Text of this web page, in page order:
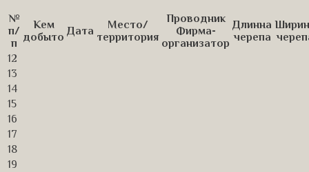
№
п/
п
Кем
добыто Дата
Место/
территория
Проводник
Фирма-
организатор
Длинна
черепа
12
13
14
15
16
17
18
19